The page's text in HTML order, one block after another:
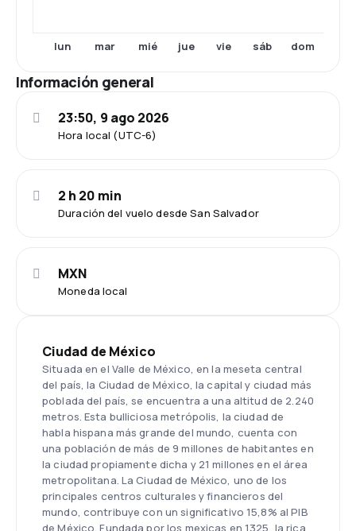
lun mar mié jue vie sáb dom
Información general
Hora local (UTC-6)
23:50, 9 ago 2026
Duración del vuelo desde San Salvador
2 h 20 min
Moneda local
MXN
Ciudad de México
Situada en el Valle de México, en la meseta central
del país, la Ciudad de México, la capital y ciudad más
poblada del país, se encuentra a una altitud de 2.240
metros. Esta bulliciosa metrópolis, la ciudad de
habla hispana más grande del mundo, cuenta con
una población de más de 9 millones de habitantes en
la ciudad propiamente dicha y 21 millones en el área
metropolitana. La Ciudad de México, uno de los
principales centros culturales y financieros del
mundo, contribuye con un significativo 15,8% al PIB
de México. Fundada por los mexicas en 1325, la rica